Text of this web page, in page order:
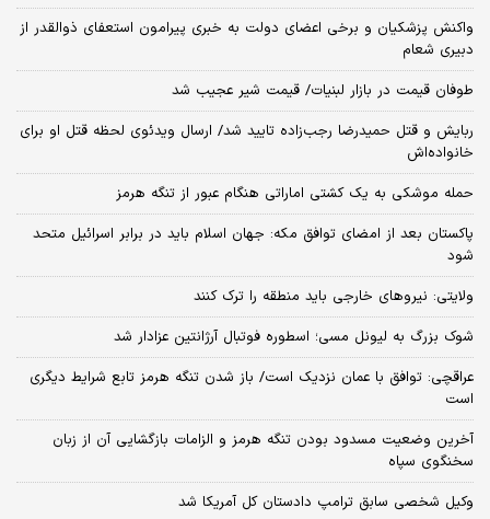
واکنش پزشکیان و برخی اعضای دولت به خبری پیرامون استعفای ذوالقدر از
دبیری شعام
طوفان قیمت در بازار لبنیات/ قیمت شیر عجیب شد
ربایش و قتل حمیدرضا رجب‌زاده تایید شد/ ارسال ویدئوی لحظه قتل او برای
خانواده‌اش
حمله موشکی به یک کشتی اماراتی هنگام عبور از تنگه هرمز
پاکستان بعد از امضای توافق مکه: جهان اسلام باید در برابر اسرائیل متحد
شود
ولایتی: نیروهای خارجی باید منطقه را ترک کنند
شوک بزرگ به لیونل مسی؛ اسطوره فوتبال آرژانتین عزادار شد
عراقچی: توافق با عمان نزدیک است/ باز شدن تنگه هرمز تابع شرایط دیگری
است
آخرین وضعیت مسدود بودن تنگه هرمز و الزامات بازگشایی آن از زبان
سخنگوی سپاه
وکیل شخصی سابق ترامپ دادستان کل آمریکا شد